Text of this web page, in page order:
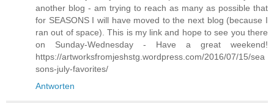
another blog - am trying to reach as many as possible that
for SEASONS I will have moved to the next blog (because I
ran out of space). This is my link and hope to see you there
on Sunday-Wednesday - Have a great weekend!
https://artworksfromjeshstg.wordpress.com/2016/07/15/sea
sons-july-favorites/
Antworten